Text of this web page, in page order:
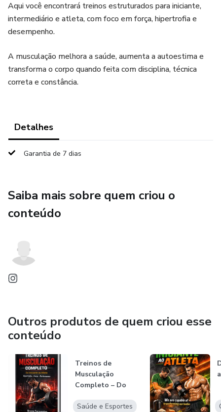
Aqui você encontrará treinos estruturados para iniciante,
intermediário e atleta, com foco em força, hipertrofia e
desempenho.
A musculação melhora a saúde, aumenta a autoestima e
transforma o corpo quando feita com disciplina, técnica
correta e constância.
Detalhes
Garantia de 7 dias
Saiba mais sobre quem criou o
conteúdo
Outros produtos de quem criou esse
conteúdo
Treinos de
Musculação
Completo – Do
Saúde e Esportes